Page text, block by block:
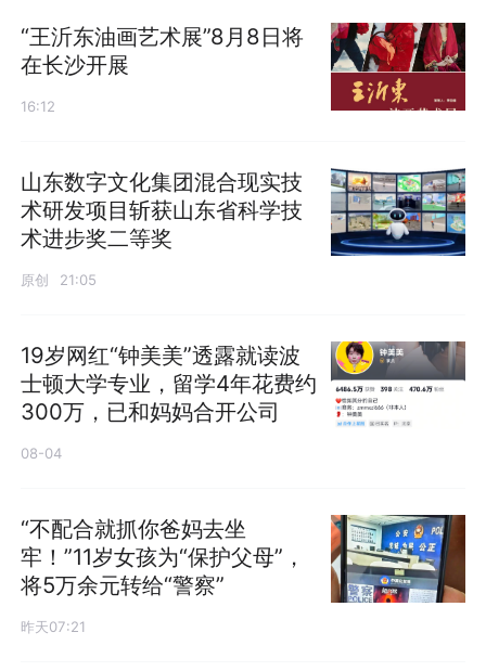
“王沂东油画艺术展”8月8日将
在长沙开展
16:12
山东数字文化集团混合现实技
术研发项目斩获山东省科学技
术进步奖二等奖
原创 21:05
19岁网红“钟美美”透露就读波
士顿大学专业，留学4年花费约
300万，已和妈妈合开公司
08-04
“不配合就抓你爸妈去坐
牢！”11岁女孩为“保护父母”，
将5万余元转给“警察”
昨天07:21